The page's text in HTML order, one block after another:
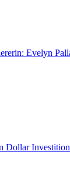
Evelyn
Dollar